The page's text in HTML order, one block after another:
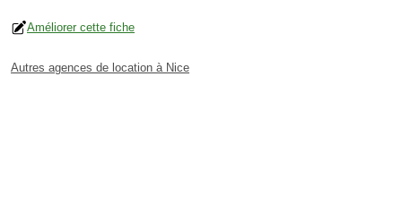
Améliorer cette fiche
Autres agences de location à Nice